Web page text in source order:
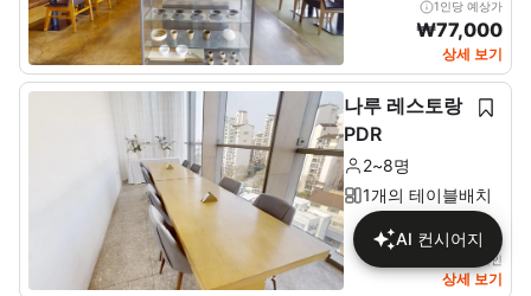
1인당 예상가
₩77,000
상세 보기
나루 레스토랑
PDR
2~8명
1개의 테이블배치
상세에서 가격 확인
상세 보기
AI 컨시어지